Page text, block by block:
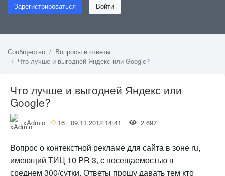
Зарегистрироваться Войти
Сообщество
Вопросы и ответы
Что лучше и выгодней Яндекс или Google?
Что лучше и выгодней Яндекс или
Google?
xAdmin 16 09.11.2012 14:41 2 697
Вопрос о контекстной рекламе для сайта в зоне ru,
имеющий ТИЦ 10 PR 3, с посещаемостью в
среднем 300/сутки. Ответы прошу давать тем кто